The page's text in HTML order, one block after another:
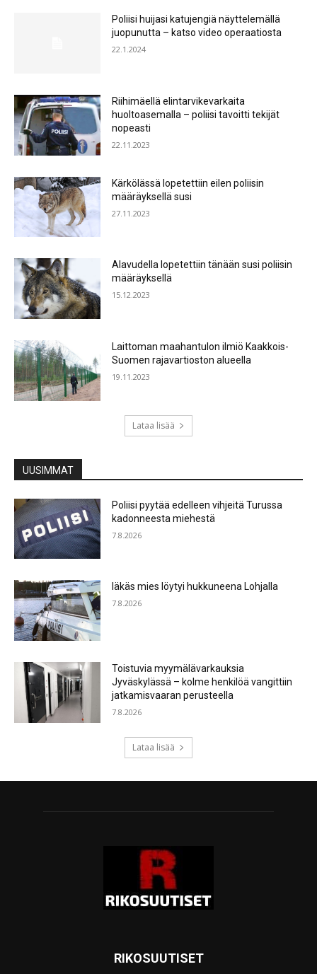
Poliisi huijasi katujengiä näyttelemällä
juopunutta – katso video operaatiosta
22.1.2024
Riihimäellä elintarvikevarkaita
huoltoasemalla – poliisi tavoitti tekijät
nopeasti
22.11.2023
Kärkölässä lopetettiin eilen poliisin
määräyksellä susi
27.11.2023
Alavudella lopetettiin tänään susi poliisin
määräyksellä
15.12.2023
Laittoman maahantulon ilmiö Kaakkois-
Suomen rajavartioston alueella
19.11.2023
Lataa lisää
UUSIMMAT
Poliisi pyytää edelleen vihjeitä Turussa
kadonneesta miehestä
7.8.2026
Iäkäs mies löytyi hukkuneena Lohjalla
7.8.2026
Toistuvia myymälävarkauksia
Jyväskylässä – kolme henkilöä vangittiin
jatkamisvaaran perusteella
7.8.2026
Lataa lisää
RIKOSUUTISET